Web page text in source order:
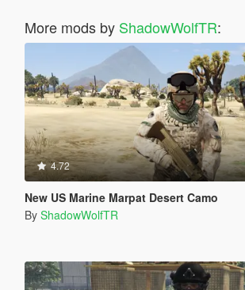
More mods by ShadowWolfTR:
4.72
New US Marine Marpat Desert Camo
By ShadowWolfTR